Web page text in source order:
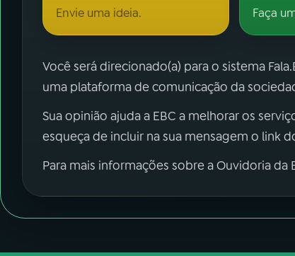
Envie uma ideia. Faça
Você será direcionado(a) para o sistema
uma plataforma de comunicação da
Sua opinião ajuda a EBC a melhorar os
esqueça de incluir na sua mensagem o link
Para mais informações sobre a Ouvidoria da